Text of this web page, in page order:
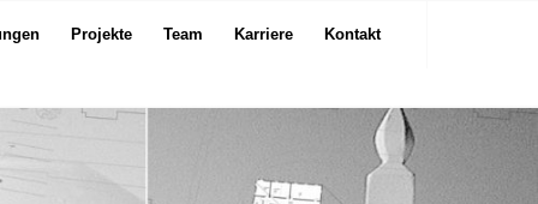
Projekte Team Karriere Kontakt